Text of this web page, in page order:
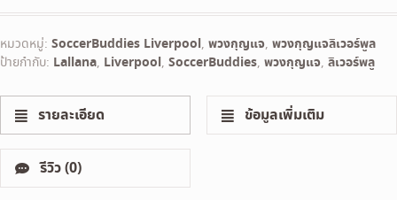
หมวดหมู่: SoccerBuddies Liverpool, พวงกุญแจ, พวงกุญแจลิเวอร์พูล
ป้ายกำกับ: Lallana, Liverpool, SoccerBuddies, พวงกุญแจ, ลิเวอร์พลู
รายละเอียด ข้อมูลเพิ่มเติม
รีวิว (0)